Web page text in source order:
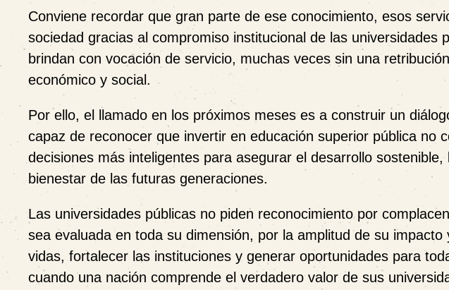
Conviene recordar que gran parte de ese conocimiento, esos
sociedad gracias al compromiso institucional de las universidades
brindan con vocación de servicio, muchas veces sin una
económico y social.
Por ello, el llamado en los próximos meses es a construir un
capaz de reconocer que invertir en educación superior pública no
decisiones más inteligentes para asegurar el desarrollo
bienestar de las futuras generaciones.
Las universidades públicas no piden reconocimiento por
sea evaluada en toda su dimensión, por la amplitud de su
vidas, fortalecer las instituciones y generar oportunidades para
cuando una nación comprende el verdadero valor de sus